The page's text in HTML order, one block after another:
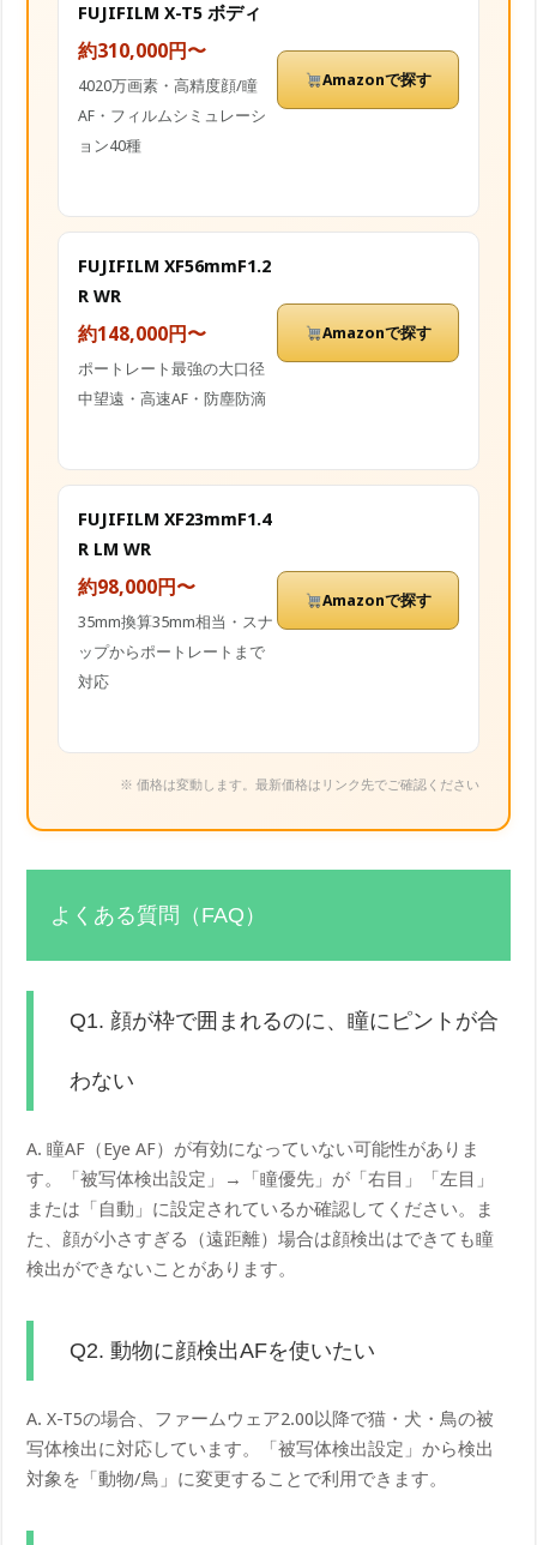
FUJIFILM X-T5 ボディ
約310,000円〜
4020万画素・高精度顔/瞳
AF・フィルムシミュレーシ
ョン40種
Amazonで探す
FUJIFILM XF56mmF1.2
R WR
約148,000円〜
ポートレート最強の大口径
中望遠・高速AF・防塵防滴
Amazonで探す
FUJIFILM XF23mmF1.4
R LM WR
約98,000円〜
35mm換算35mm相当・スナ
ップからポートレートまで
対応
Amazonで探す
※ 価格は変動します。最新価格はリンク先でご確認ください
よくある質問（FAQ）
Q1. 顔が枠で囲まれるのに、瞳にピントが合
わない
A. 瞳AF（Eye AF）が有効になっていない可能性がありま
す。「被写体検出設定」→「瞳優先」が「右目」「左目」
または「自動」に設定されているか確認してください。ま
た、顔が小さすぎる（遠距離）場合は顔検出はできても瞳
検出ができないことがあります。
Q2. 動物に顔検出AFを使いたい
A. X-T5の場合、ファームウェア2.00以降で猫・犬・鳥の被
写体検出に対応しています。「被写体検出設定」から検出
対象を「動物/鳥」に変更することで利用できます。